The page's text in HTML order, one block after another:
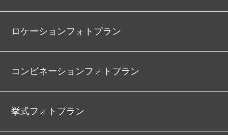
ロケーションフォトプラン
コンビネーションフォトプラン
挙式フォトプラン